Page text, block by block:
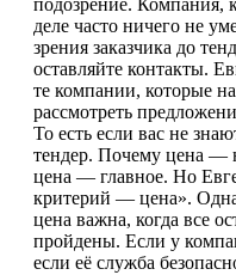
деле часто ничего не
зрения заказчика до
оставляйте контакты.
те компании, которые
рассмотреть
То есть если вас не
тендер. Почему цена —
цена — главное. Но
критерий — цена».
цена важна, когда все
пройдены. Если у
если её служба